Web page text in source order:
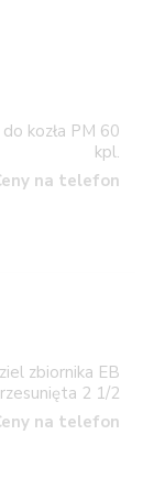
kozła PM 60
kpl.
na telefon
zbiornika EB
2 1/2
na telefon